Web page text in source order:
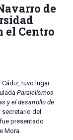
de
el Centro
Cádiz, tuvo lugar
Paralelismos
y el desarrollo de
secretario del
presentado
Mora.